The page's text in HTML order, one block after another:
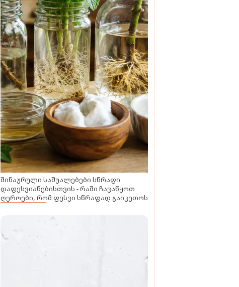
შინაურული საშუალებები სწრაფი
დაფესვიანებისთვის - რაში ჩავაწყოთ
ღეროები, რომ ფესვი სწრაფად გაიკეთოს